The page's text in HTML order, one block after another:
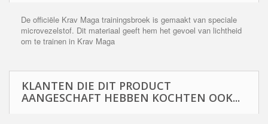
De officiële Krav Maga trainingsbroek is gemaakt van speciale
microvezelstof. Dit materiaal geeft hem het gevoel van lichtheid
om te trainen in Krav Maga
KLANTEN DIE DIT PRODUCT
AANGESCHAFT HEBBEN KOCHTEN OOK...